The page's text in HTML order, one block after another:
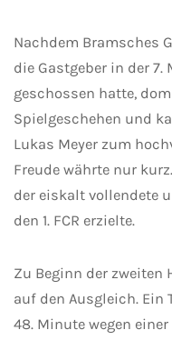
Nachdem Bramsches
die Gastgeber in der
geschossen hatte,
Spielgeschehen und
Lukas Meyer zum
Freude währte nur
der eiskalt vollendete
den 1. FCR erzielte.
Zu Beginn der zweiten
auf den Ausgleich. Ein
48. Minute wegen